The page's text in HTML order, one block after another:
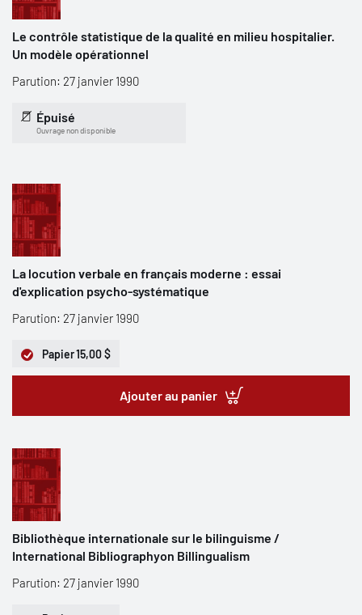
Le contrôle statistique de la qualité en milieu hospitalier.
Un modèle opérationnel
Parution: 27 janvier 1990
Épuisé
Ouvrage non disponible
La locution verbale en français moderne : essai
d'explication psycho-systématique
Parution: 27 janvier 1990
Papier15,00 $
Ajouter au panier
Bibliothèque internationale sur le bilinguisme /
International Bibliographyon Billingualism
Parution: 27 janvier 1990